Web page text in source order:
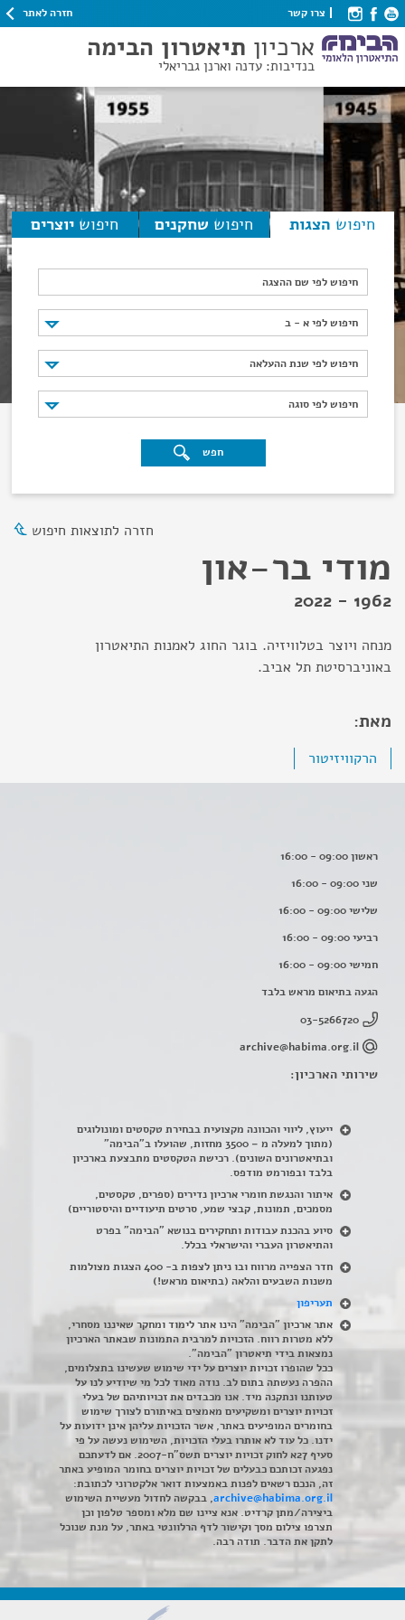
צרו קשר חזרה לאתר
ארכיון תיאטרון הבימה
בנדיבות: עדנה וארנן גבריאלי
חיפוש הצגות חיפוש שחקנים חיפוש יוצרים
חיפוש לפי שם ההצגה
חיפוש לפי א - ב
חיפוש לפי א - ב
חיפוש לפי שנת ההעלאה
חיפוש לפי שנת ההעלאה
חיפוש לפי סוגה
חיפוש לפי סוגה
חפש
חזרה לתוצאות חיפוש
מודי בר-און
1962 - 2022
מנחה ויוצר בטלוויזיה. בוגר החוג לאמנות התיאטרון
באוניברסיטת תל אביב.
מאת:
הרקוויזיטור
ראשון 09:00 - 16:00
שני 09:00 - 16:00
שלישי 09:00 - 16:00
רביעי 09:00 - 16:00
חמישי 09:00 - 16:00
הגעה בתיאום מראש בלבד
03-5266720
archive@habima.org.il
שירותי הארכיון:
ייעוץ, ליווי והכוונה מקצועית בבחירת טקסטים ומונולוגים
(מתוך למעלה מ – 3500 מחזות, שהועלו ב"הבימה"
ובתיאטרונים השונים). רכישת הטקסטים מתבצעת בארכיון
בלבד ובפורמט מודפס.
איתור והנגשת חומרי ארכיון נדירים (ספרים, טקסטים,
מסמכים, תמונות, קבצי שמע, סרטים תיעודיים והיסטוריים)
סיוע בהכנת עבודות ותחקירים בנושא "הבימה" בפרט
והתיאטרון העברי והישראלי בכלל.
חדר הצפייה מרווח ובו ניתן לצפות ב- 400 הצגות מצולמות
משנות השבעים והלאה (בתיאום מראש!)
תעריפון
אתר ארכיון "הבימה" הינו אתר לימוד ומחקר שאיננו מסחרי,
ללא מטרות רווח. הזכויות למרבית התמונות שבאתר הארכיון
נמצאות בידי תיאטרון "הבימה".
ככל שהופרו זכויות יוצרים על ידי שימוש שעשינו בתצלומים,
ההפרה נעשתה בתום לב. נודה מאוד לכל מי שיודיע לנו על
טעותנו ונתקנה מיד. אנו מכבדים את זכויותיהם של בעלי
זכויות יוצרים ומשקיעים מאמצים באיתורם לצורך שימוש
בחומרים המופיעים באתר, אשר הזכויות עליהן אינן ידועות על
ידנו. כל עוד לא אותרו בעלי הזכויות, השימוש נעשה על פי
סעיף 27א לחוק זכויות יוצרים תשס"ח-2007. אם לדעתכם
נפגעה זכותכם כבעלים של זכויות יוצרים בחומר המופיע באתר
זה, הנכם רשאים לפנות באמצעות דואר אלקטרוני לכתובת:
archive@habima.org.il, בבקשה לחדול מעשיית השימוש
ביצירה/מתן קרדיט. אנא ציינו שם מלא ומספר טלפון וכן
תצרפו צילום מסך וקישור לדף הרלוונטי באתר, על מנת שנוכל
לתקן את הדבר. תודה רבה.